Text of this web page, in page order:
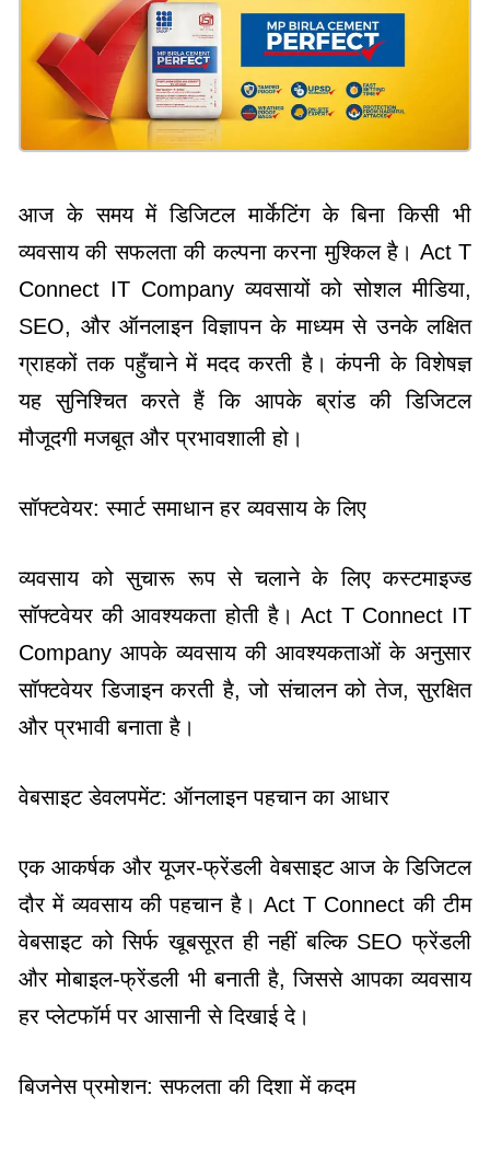
आज के समय में डिजिटल मार्केटिंग के बिना किसी भी
व्यवसाय की सफलता की कल्पना करना मुश्किल है। Act T
Connect IT Company व्यवसायों को सोशल मीडिया,
SEO, और ऑनलाइन विज्ञापन के माध्यम से उनके लक्षित
ग्राहकों तक पहुँचाने में मदद करती है। कंपनी के विशेषज्ञ
यह सुनिश्चित करते हैं कि आपके ब्रांड की डिजिटल
मौजूदगी मजबूत और प्रभावशाली हो।
सॉफ्टवेयर: स्मार्ट समाधान हर व्यवसाय के लिए
व्यवसाय को सुचारू रूप से चलाने के लिए कस्टमाइज्ड
सॉफ्टवेयर की आवश्यकता होती है। Act T Connect IT
Company आपके व्यवसाय की आवश्यकताओं के अनुसार
सॉफ्टवेयर डिजाइन करती है, जो संचालन को तेज, सुरक्षित
और प्रभावी बनाता है।
वेबसाइट डेवलपमेंट: ऑनलाइन पहचान का आधार
एक आकर्षक और यूजर-फ्रेंडली वेबसाइट आज के डिजिटल
दौर में व्यवसाय की पहचान है। Act T Connect की टीम
वेबसाइट को सिर्फ खूबसूरत ही नहीं बल्कि SEO फ्रेंडली
और मोबाइल-फ्रेंडली भी बनाती है, जिससे आपका व्यवसाय
हर प्लेटफॉर्म पर आसानी से दिखाई दे।
बिजनेस प्रमोशन: सफलता की दिशा में कदम